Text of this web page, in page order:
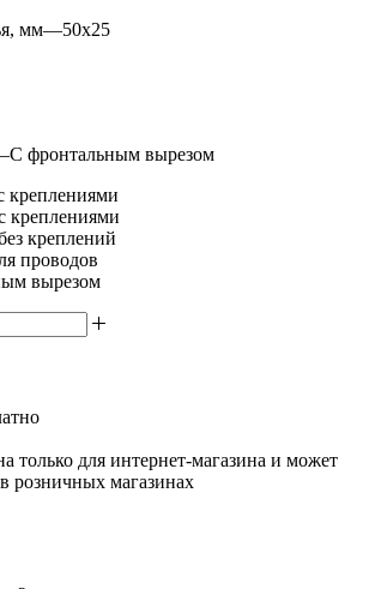
мм—50x25
С фронтальным вырезом
креплениями
креплениями
креплений
проводов
вырезом
только для интернет-магазина и может
розничных магазинах